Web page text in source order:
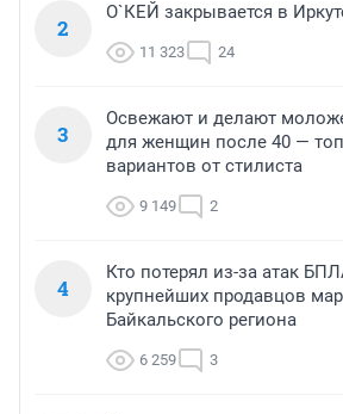
2
О`КЕЙ закрывается в
11 323 24
3
Освежают и делают
для женщин после 40 —
вариантов от стилиста
9 149 2
4
Кто потерял из-за атак
крупнейших продавцов
Байкальского региона
6 259 3